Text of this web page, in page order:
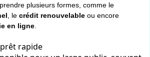
plusieurs formes, comme le
, le crédit renouvelable ou encore
en ligne
rapide